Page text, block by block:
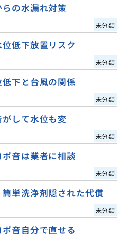
の水漏れ対策
未分類
低下放置リスク
未分類
下と台風の関係
未分類
して水位も変
未分類
音は業者に相談
未分類
単洗浄剤隠された代償
未分類
音自分で直せる